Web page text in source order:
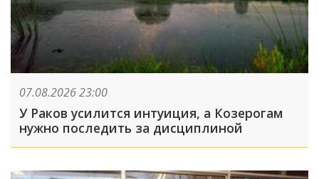
07.08.2026 23:00
У Раков усилится интуиция, а Козерогам
нужно последить за дисциплиной